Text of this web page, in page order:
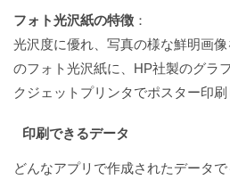
フォト光沢紙の特徴 ：
光沢度に優れ、写真の様な鮮明画
のフォト光沢紙に、HP社製のグラ
クジェットプリンタでポスター印刷
印刷できるデータ
どんなアプリで作成されたデータ